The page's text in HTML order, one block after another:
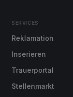
SERVICES
Reklamation
Inserieren
Trauerportal
Stellenmarkt